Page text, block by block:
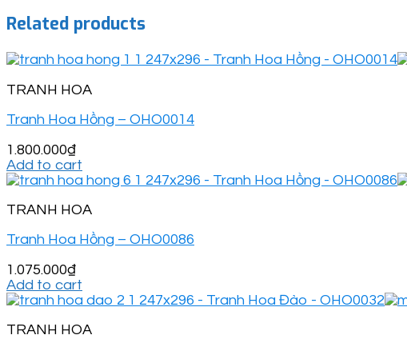
Related products
TRANH HOA
Tranh Hoa Hồng – OHO0014
1.800.000₫
Add to cart
TRANH HOA
Tranh Hoa Hồng – OHO0086
1.075.000₫
Add to cart
TRANH HOA